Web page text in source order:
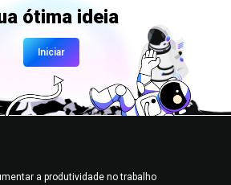
ótima ideia
Iniciar
a produtividade no trabalho